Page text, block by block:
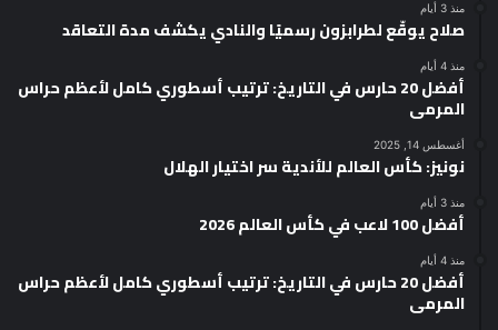
منذ 3 أيام
صلاح يوقّع لطرابزون رسميًا والنادي يكشف مدة التعاقد
منذ 4 أيام
أفضل 20 حارس في التاريخ: ترتيب أسطوري كامل لأعظم حراس
المرمى
أغسطس 14, 2025
نونيز: كأس العالم للأندية سر اختيار الهلال
منذ 3 أيام
أفضل 100 لاعب في كأس العالم 2026
منذ 4 أيام
أفضل 20 حارس في التاريخ: ترتيب أسطوري كامل لأعظم حراس
المرمى